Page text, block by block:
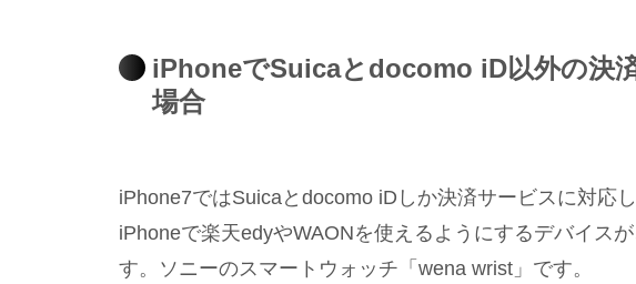
iPhoneでSuicaとdocomo iD以外の決
場合
iPhone7ではSuicaとdocomo iDしか決済サービスに対応
iPhoneで楽天edyやWAONを使えるようにするデバイス
す。ソニーのスマートウォッチ「wena wrist」です。